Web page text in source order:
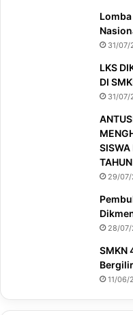
31/07/
LKS
DI
31/07/
SISWA
29/
28/
SMKN
Bergilir
11/06/